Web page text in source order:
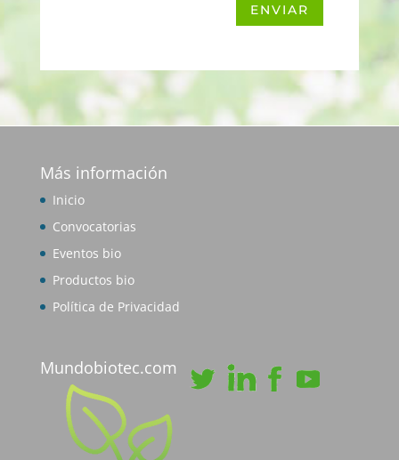
ENVIAR
Más información
Inicio
Convocatorias
Eventos bio
Productos bio
Política de Privacidad
Mundobiotec.com